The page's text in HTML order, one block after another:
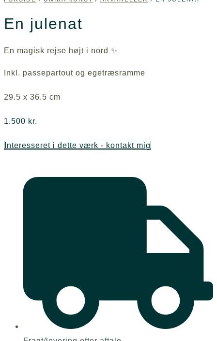
En julenat
En magisk rejse højt i nord ✨
Inkl. passepartout og egetræsramme
29.5 x 36.5 cm
1.500 kr.
Interesseret i dette værk - kontakt mig